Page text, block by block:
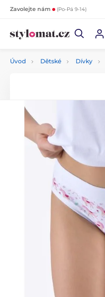
Zavolejte nám (Po-Pá 9-14)
Úvod Dětské Dívky